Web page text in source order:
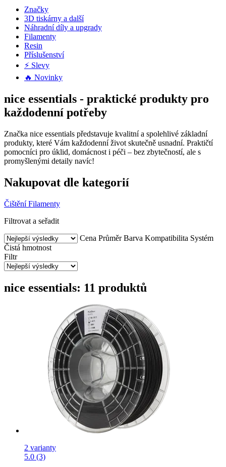
Značky
3D tiskárny a další
Náhradní díly a upgrady
Filamenty
Resin
Příslušenství
⚡ Slevy
🔥 Novinky
nice essentials - praktické produkty pro
každodenní potřeby
Značka nice essentials představuje kvalitní a spolehlivé základní
produkty, které Vám každodenní život skutečně usnadní. Praktičtí
pomocníci pro úklid, domácnost i péči – bez zbytečností, ale s
promyšlenými detaily navíc!
Nakupovat dle kategorií
Čištění Filamenty
Filtrovat a seřadit
Cena Průměr Barva Kompatibilita Systém
Čistá hmotnost
Filtr
nice essentials: 11 produktů
2 varianty
5.0 (3)